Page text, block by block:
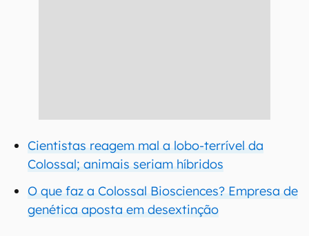
Cientistas reagem mal a lobo-terrível da
Colossal; animais seriam híbridos
O que faz a Colossal Biosciences? Empresa de
genética aposta em desextinção